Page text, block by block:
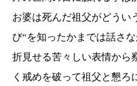
お婆は死んだ祖父がどうい
び“を知ったかまでは話さ
折見せる苦々しい表情から
く戒めを破って祖父と懇ろ